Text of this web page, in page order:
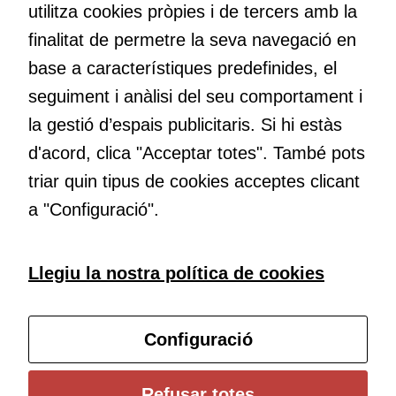
maneres de fer-ho i generar plegats idees innovadores.
Educació
transformació. Volem contribuir a millorar-la impulsant
metodologies docents actives i ambients d’aprenentatge
dinàmics.
Subscriu-te al butlletí
Configura les cookies
Universitat de Girona
utilitza cookies pròpies i de tercers amb la
finalitat de permetre la seva navegació en
base a característiques predefinides, el
seguiment i anàlisi del seu comportament i
la gestió d’espais publicitaris. Si hi estàs
d'acord, clica "Acceptar totes". També pots
triar quin tipus de cookies acceptes clicant
a "Configuració".
Llegiu la nostra política de cookies
Configuració
ofertes
personalitzats.
Necessàries
per a
continguts
incrustats com
Genially, etc...